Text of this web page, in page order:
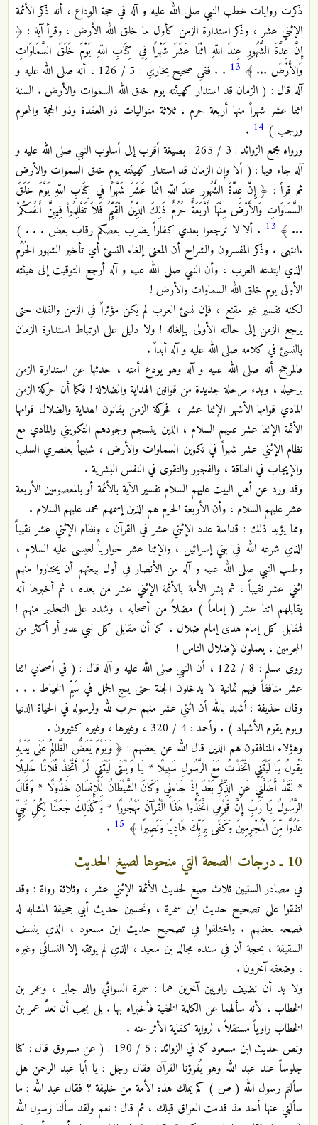
ذكرت روايات خطب النبي صلى الله عليه و آله في حجة الوداع ، أنه ذكر الأئمة
الإثني عشر ، وذكر استدارة الزمن كأول ما خلق الله الأرض ، وقرأ آية : ﴿
إِنَّ عِدَّةَ الشُّهُورِ عِندَ اللّهِ اثْنَا عَشَرَ شَهْرًا فِي كِتَابِ اللّهِ يَوْمَ خَلَقَ السَّمَاوَاتِ
وَالأَرْضَ ... ﴾ 13
. . ففي صحيح بخاري : 5 / 126 ، أنه صلى الله عليه و
آله قال : ( الزمان قد استدار كهيئته يوم خلق الله السموات والأرض . السنة
اثنا عشر شهراً منها أربعة حرم ، ثلاثة متواليات ذو العقدة وذو الحجة والمحرم
ورجب ) 14
.
ورواه مجمع الزوائد : 3 / 265 : بصيغة أقرب إلى أسلوب النبي صلى الله عليه و
آله جاء فيها : ( ألا وإن الزمان قد استدار كهيئته يوم خلق السموات والأرض
ثم قرأ : ﴿ إِنَّ عِدَّةَ الشُّهُورِ عِندَ اللّهِ اثْنَا عَشَرَ شَهْرًا فِي كِتَابِ اللّهِ يَوْمَ خَلَقَ
السَّمَاوَاتِ وَالأَرْضَ مِنْهَا أَرْبَعَةٌ حُرُمٌ ذَلِكَ الدِّينُ الْقَيِّمُ فَلاَ تَظْلِمُواْ فِيهِنَّ أَنفُسَكُمْ
... ﴾ 13 . ألا لا ترجعوا بعدي كفاراً يضرب بعضكم رقاب بعض . . . )
.انتهى . وذكر المفسرون والشراح أن المعنى إلغاء النسئ أي تأخير الشهور الحُرُم
الذي ابتدعه العرب ، وأن النبي صلى الله عليه و آله أرجع التوقيت إلى هيئته
الأولى يوم خلق الله السماوات والأرض !
لكنه تفسير غير مقنع ، فإن نسئ العرب لم يكن مؤثراً في الزمن والفلك حتى
يرجع الزمن إلى حالته الأولى بإلغائه ! ولا دليل على ارتباط استدارة الزمان
بالنسئ في كلامه صلى الله عليه و آله أبداً .
فالمرجح أنه صلى الله عليه و آله وهو يودع أمته ، حدثها عن استدارة الزمن
برحيله ، وبدء مرحلة جديدة من قوانين الهداية والضلالة ! فكما أن حركة الزمن
المادي قوامها الأشهر الإثنا عشر ، فحركة الزمن بقانون الهداية والضلال قوامها
الأئمة الإثنا عشر عليهم السلام ، الذين ينسجم وجودهم التكويني والمادي مع
نظام الإثني عشر شهراً في تكوين السماوات والأرض ، شبيهاً بعنصري السلب
والإيجاب في الطاقة ، والفجور والتقوى في النفس البشرية .
وقد ورد عن أهل البيت عليهم السلام تفسير الآية بالأئمة أو بالمعصومين الأربعة
عشر عليهم السلام ، وأن الأربعة الحرم هم الذين إسمهم محمد عليهم السلام .
ومما يؤيد ذلك : قداسة عدد الإثني عشر في القرآن ، ونظام الإثني عشر نقيباً
الذي شرعه الله في بني إسرائيل ، والإثنا عشر حوارياًَ لعيسى عليه السلام ،
وطلب النبي صلى الله عليه و آله من الأنصار في أول بيعتهم أن يختاروا منهم
اثني عشر نقيباً ، ثم بشر الأمة بالأئمة الإثني عشر من بعده ، ثم أخبرها أنه
يقابلهم اثنا عشر ( إماماً ) مضلاً من أصحابه ، وشدد على التحذير منهم !
فمقابل كل إمام هدى إمام ضلال ، كما أن مقابل كل نبي عدو أو أكثر من
المجرمين ، يعملون لإضلال الناس !
روى مسلم : 8 / 122 ، أن النبي صلى الله عليه و آله قال : ( في أصحابي اثنا
عشر منافقاً فيهم ثمانية لا يدخلون الجنة حتى يلج الجمل في سَمِّ الخياط . . .
وقال حذيفة : أشهد بالله أن اثني عشر منهم حرب لله ولرسوله في الحياة الدنيا
ويوم يقوم الأشهاد ) . وأحمد : 4 / 320 ، وغيرها ، وغيره كثيرون .
وهؤلاء المنافقون هم الذين قال الله عن بعضهم : ﴿ وَيَوْمَ يَعَضُّ الظَّالِمُ عَلَى يَدَيْهِ
يَقُولُ يَا لَيْتَنِي اتَّخَذْتُ مَعَ الرَّسُولِ سَبِيلًا * يَا وَيْلَتَى لَيْتَنِي لَمْ أَتَّخِذْ فُلَانًا خَلِيلًا
* لَقَدْ أَضَلَّنِي عَنِ الذِّكْرِ بَعْدَ إِذْ جَاءنِي وَكَانَ الشَّيْطَانُ لِلْإِنسَانِ خَذُولًا * وَقَالَ
الرَّسُولُ يَا رَبِّ إِنَّ قَوْمِي اتَّخَذُوا هَذَا الْقُرْآنَ مَهْجُورًا * وَكَذَلِكَ جَعَلْنَا لِكُلِّ نَبِيٍّ
عَدُوًّا مِّنَ الْمُجْرِمِينَ وَكَفَى بِرَبِّكَ هَادِيًا وَنَصِيرًا ﴾ 15
.
10 ـ درجات الصحة التي منحوها لصيغ الحديث
في مصادر السنيين ثلاث صيغ لحديث الأئمة الإثني عشر ، وثلاثة رواة : وقد
اتفقوا على تصحيح حديث ابن سمرة ، وتحسين حديث أبي جحيفة المشابه له
فصحه بعضهم . واختلفوا في تصحيح حديث ابن مسعود ، الذي ينسف
السقيفة ، بحجة أن في سنده مجالد بن سعيد ، الذي لم يوثقه إلا النسائي وغيره
، وضعفه آخرون .
ولا بد أن نضيف راويين آخرين هما : سمرة السوائي والد جابر ، وعمر بن
الخطاب ، لأنه سألهما عن الكلمة الخفية فأخبراه بها . بل يجب أن نعدَّ عمر بن
الخطاب راوياً مستقلاً ، لرواية كفاية الأثر عنه .
ونص حديث ابن مسعود كما في الزوائد : 5 / 190 : ( عن مسروق قال : كنا
جلوساً عند عبد الله وهو يُقرؤنا القرآن فقال رجل : يا أبا عبد الرحمن هل
سألتم رسول الله ( ص ) كم يملك هذه الأمة من خليفة ؟ فقال عبد الله : ما
سألني عنها أحد مذ قدمت العراق قبلك ، ثم قال : نعم ولقد سألنا رسول الله